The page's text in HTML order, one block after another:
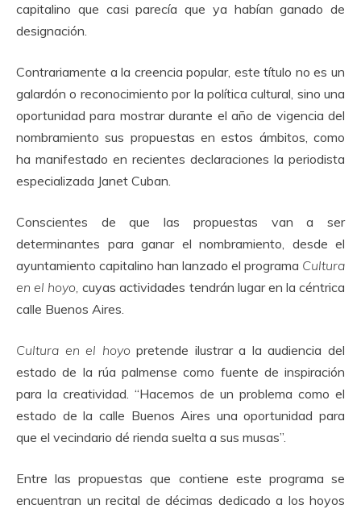
capitalino que casi parecía que ya habían ganado de
designación.
Contrariamente a la creencia popular, este título no es un
galardón o reconocimiento por la política cultural, sino una
oportunidad para mostrar durante el año de vigencia del
nombramiento sus propuestas en estos ámbitos, como
ha manifestado en recientes declaraciones la periodista
especializada Janet Cuban.
Conscientes de que las propuestas van a ser
determinantes para ganar el nombramiento, desde el
ayuntamiento capitalino han lanzado el programa Cultura
en el hoyo,cuyas actividades tendrán lugar en la céntrica
calle Buenos Aires.
Cultura en el hoyopretende ilustrar a la audiencia del
estado de la rúa palmense como fuente de inspiración
para la creatividad. “Hacemos de un problema como el
estado de la calle Buenos Aires una oportunidad para
que el vecindario dé rienda suelta a sus musas”.
Entre las propuestas que contiene este programa se
encuentran un recital de décimas dedicado a los hoyos